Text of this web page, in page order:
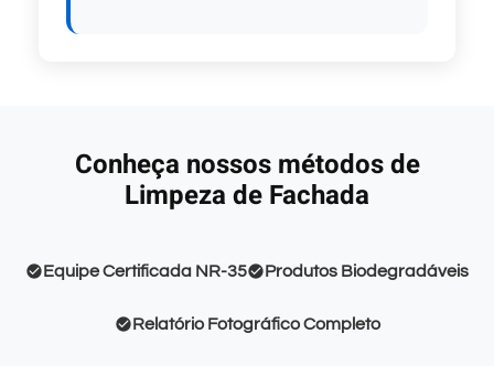
Conheça nossos métodos de
Limpeza de Fachada
Equipe Certificada NR-35 Produtos Biodegradáveis
Relatório Fotográfico Completo